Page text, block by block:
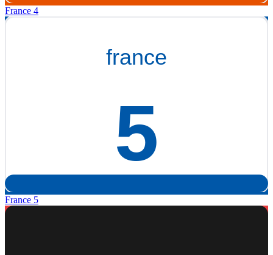
France 4
France 5